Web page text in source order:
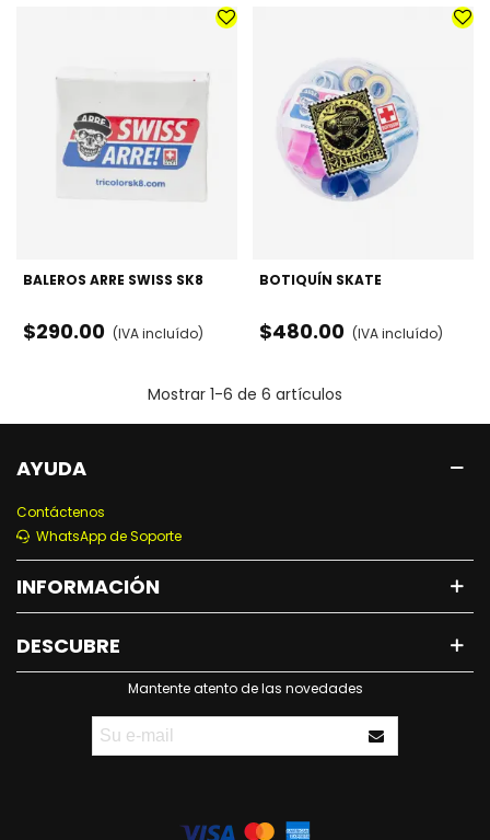
BALEROS ARRE SWISS SK8
$290.00 (IVA incluído)
BOTIQUÍN SKATE
$480.00 (IVA incluído)
Mostrar 1-6 de 6 artículos
AYUDA
Contáctenos
WhatsApp de Soporte
INFORMACIÓN
DESCUBRE
Mantente atento de las novedades